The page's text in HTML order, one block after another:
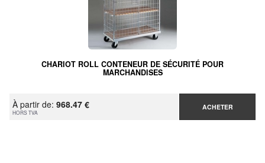
CHARIOT ROLL CONTENEUR DE SÉCURITÉ POUR
MARCHANDISES
À partir de: 968.47 €
HORS TVA
ACHETER